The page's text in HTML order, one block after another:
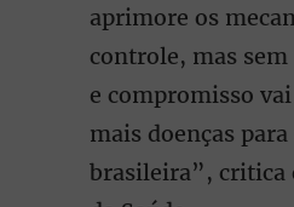
aprimore os
controle, mas
e compromisso
mais doenças
brasileira”,